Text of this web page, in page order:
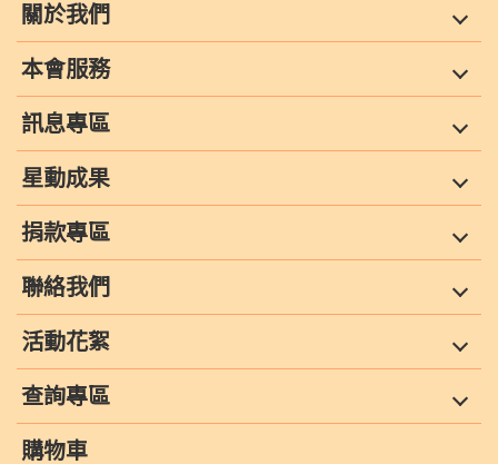
關於我們
本會服務
訊息專區
星動成果
捐款專區
聯絡我們
活動花絮
查詢專區
購物車